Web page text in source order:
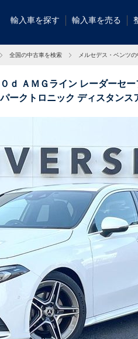
輸入車を探す 輸入車を売る
全国の中古車を検索 メルセデス・ベンツ
ｄ ＡＭＧライン レーダーセ
ークトロニック ディスタン